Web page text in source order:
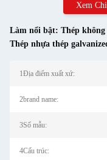
Xem
Làm nổi bật: Thép
Thép nhựa thép
1Địa điểm xuất xứ:
2brand name:
3Số mẫu:
4Cấu trúc: